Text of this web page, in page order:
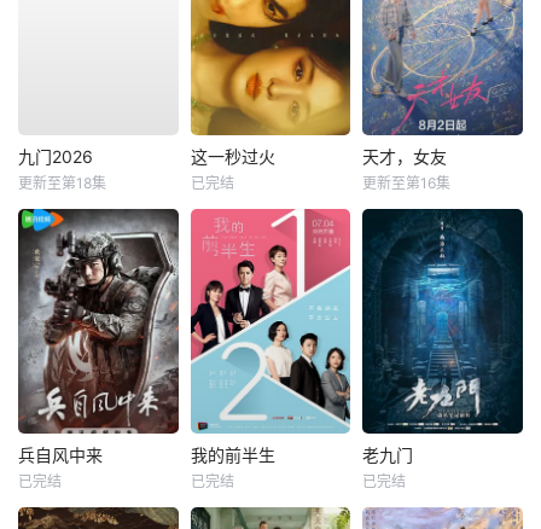
九门2026
更新至第18集
这一秒过火
已完结
天才，女友
更新至第16集
兵自风中来
已完结
我的前半生
已完结
老九门
已完结